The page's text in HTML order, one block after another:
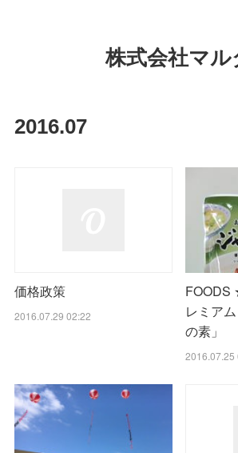
株式会社マル
2016.07
価格政策
2016.07.29 02:22
レミア
の素」
2016.07.25